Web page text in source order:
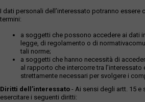
I dati personali dell’interessato potranno essere
termini:
a soggetti che possono accedere ai dati
legge, di regolamento o di
tali norme;
a soggetti che hanno necessità di
al rapporto che intercorre tra l’interessato
strettamente necessari per svolgere i
Diritti dell’interessato - Ai sensi degli artt. 15 e
esercitare i seguenti diritti: